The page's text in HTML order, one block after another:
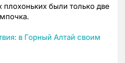
были только две